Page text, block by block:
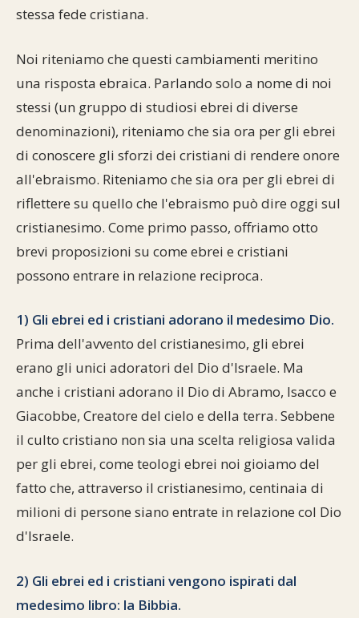
stessa fede cristiana.
Noi riteniamo che questi cambiamenti meritino
una risposta ebraica. Parlando solo a nome di noi
stessi (un gruppo di studiosi ebrei di diverse
denominazioni), riteniamo che sia ora per gli ebrei
di conoscere gli sforzi dei cristiani di rendere onore
all'ebraismo. Riteniamo che sia ora per gli ebrei di
riflettere su quello che l'ebraismo può dire oggi sul
cristianesimo. Come primo passo, offriamo otto
brevi proposizioni su come ebrei e cristiani
possono entrare in relazione reciproca.
1) Gli ebrei ed i cristiani adorano il medesimo Dio.
Prima dell'avvento del cristianesimo, gli ebrei
erano gli unici adoratori del Dio d'Israele. Ma
anche i cristiani adorano il Dio di Abramo, Isacco e
Giacobbe, Creatore del cielo e della terra. Sebbene
il culto cristiano non sia una scelta religiosa valida
per gli ebrei, come teologi ebrei noi gioiamo del
fatto che, attraverso il cristianesimo, centinaia di
milioni di persone siano entrate in relazione col Dio
d'Israele.
2) Gli ebrei ed i cristiani vengono ispirati dal
medesimo libro: la Bibbia.